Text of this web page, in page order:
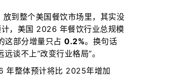
放到整个美国餐饮市场里，其实没
，美国 2026 年餐饮行业总规模
这部分增量只占0.2%。换句话
谈不上“改变行业格局”。
年整体预计将比 2025年增加